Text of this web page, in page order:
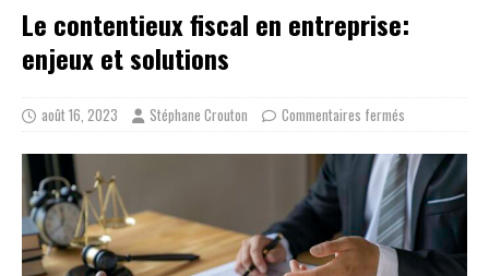
Le contentieux fiscal en entreprise:
enjeux et solutions
août 16, 2023 Stéphane Crouton Commentaires fermés